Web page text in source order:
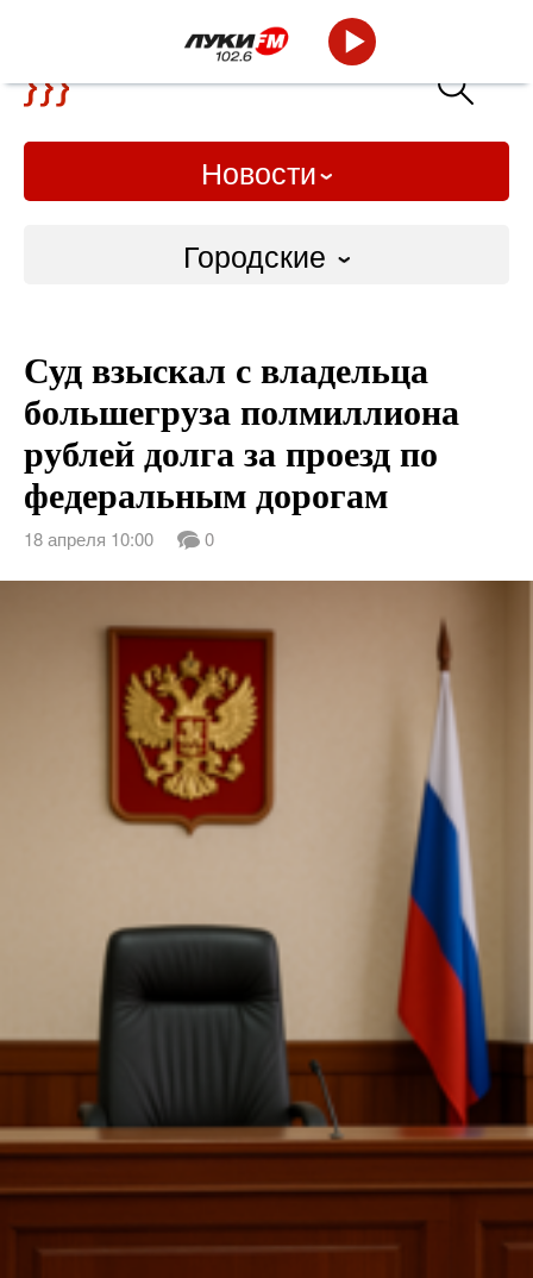
Новости
Городские
Слово Дело
Народные
ВТРК
Суд взыскал с владельца
большегруза полмиллиона
рублей долга за проезд по
федеральным дорогам
18 апреля 10:00 0